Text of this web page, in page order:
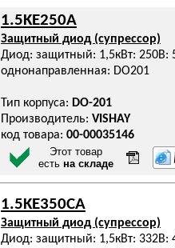
1.5KE250A
Защитный диод (супрессор)
Диод: защитный: 1,5кВт: 250В:
однонаправленная: DO201
Тип корпуса: DO-201
Производитель: VISHAY
код товара: 00-00035146
Этот товар
есть на складе
1.5KE350CA
Защитный диод (супрессор)
Диод: защитный: 1,5кВт: 332В: